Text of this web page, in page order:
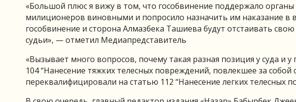
«Большой плюс я вижу в том, что гособвинение поддержало органы
милиционеров виновными и попросило назначить им наказание в
гособвинение и сторона Алмазбека Ташиева будут отстаивать
судьи», — отметил Медиапредставитель
«Вызывает много вопросов, почему такая разная позиция у суда и
104 “Нанесение тяжких телесных повреждений, повлекшее за
переквалифицировали на статью 112 “Нанесение легких телесных